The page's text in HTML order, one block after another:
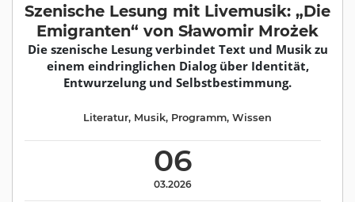
Szenische Lesung mit Livemusik: „Die
Emigranten“ von Sławomir Mrożek
Die szenische Lesung verbindet Text und Musik zu
einem eindringlichen Dialog über Identität,
Entwurzelung und Selbstbestimmung.
06
03.2026
Literatur, Musik, Programm, Wissen